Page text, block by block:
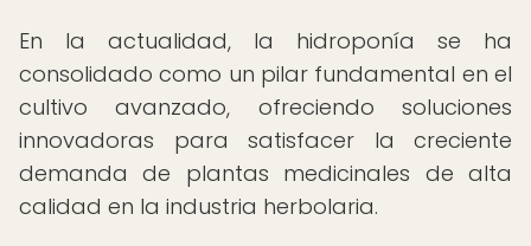
En la actualidad, la hidroponía se ha
consolidado como un pilar fundamental en el
cultivo avanzado, ofreciendo soluciones
innovadoras para satisfacer la creciente
demanda de plantas medicinales de alta
calidad en la industria herbolaria.